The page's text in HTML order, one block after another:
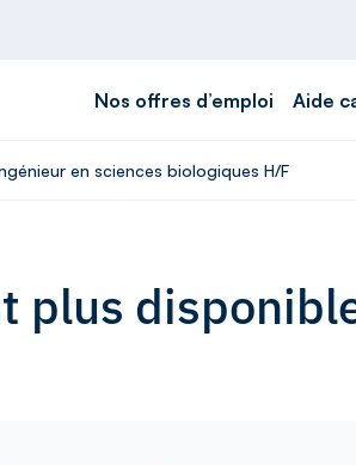
Nos offres d’emploi Aide
en sciences biologiques H/F
plus